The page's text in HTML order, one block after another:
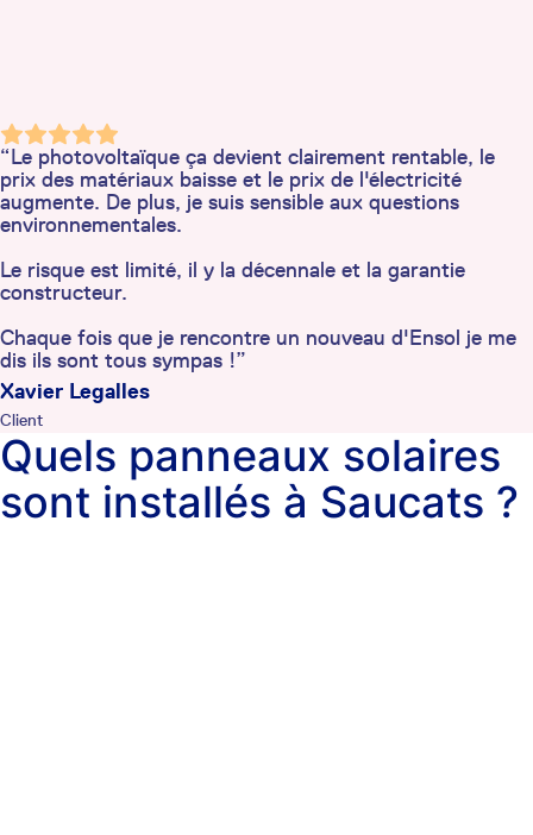
“Le photovoltaïque ça devient clairement rentable, le
prix des matériaux baisse et le prix de l'électricité
augmente. De plus, je suis sensible aux questions
environnementales.
Le risque est limité, il y la décennale et la garantie
constructeur.
Chaque fois que je rencontre un nouveau d'Ensol je me
dis ils sont tous sympas !”
Xavier Legalles
Client
Quels panneaux solaires
sont installés à Saucats ?